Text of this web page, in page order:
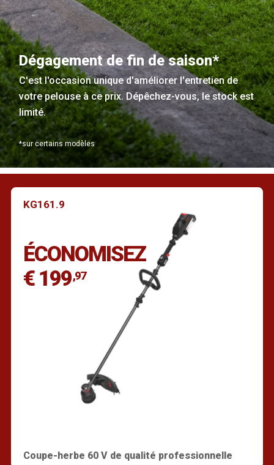
Dégagement de fin de saison*
C'est l'occasion unique d'améliorer l'entretien de
votre pelouse à ce prix. Dépêchez-vous, le stock est
limité.
*sur certains modèles
KG161.9
ÉCONOMISEZ
€ 199,97
Coupe-herbe 60 V de qualité professionnelle